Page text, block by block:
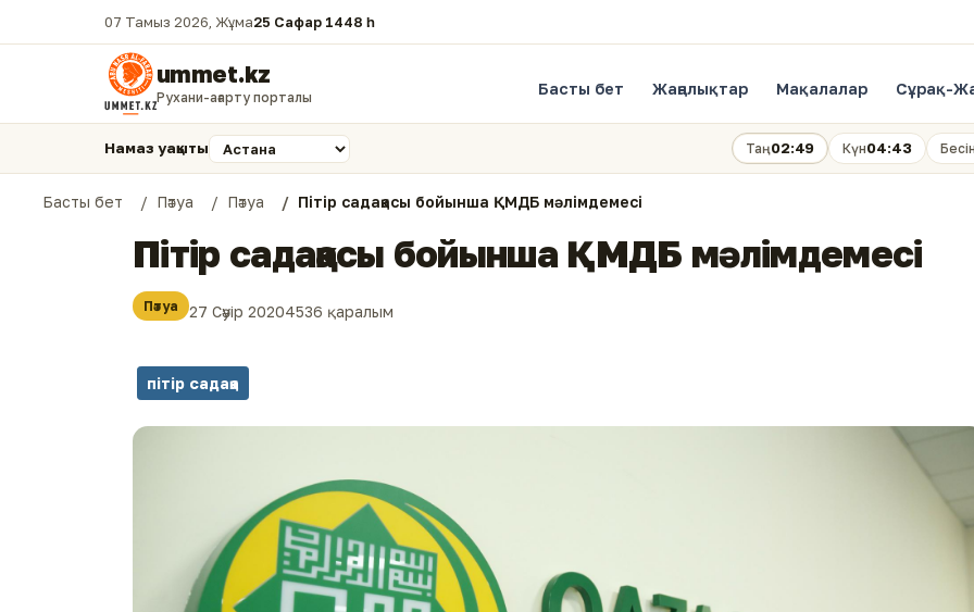
07 Тамыз 2026, Жұма25 Сафар 1448 һ.
ummet.kz
Рухани-ағарту порталы Басты бет Жаңалықтар Мақалалар Сұрақ-
Намаз уақыты Таң02:49 Күн04:43 Бесін
Басты бет Пәтуа Пәтуа Пітір садақасы бойынша ҚМДБ мәлімдемесі
Пітір садақасы бойынша ҚМДБ мәлімдемесі
Пәтуа 27 Сәуір 20204536 қаралым
пітір садақа